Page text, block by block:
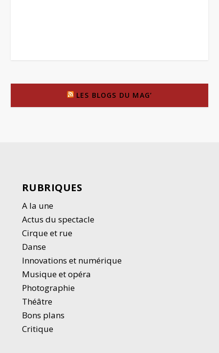
LES BLOGS DU MAG’
RUBRIQUES
A la une
Actus du spectacle
Cirque et rue
Danse
Innovations et numérique
Musique et opéra
Photographie
Théâtre
Bons plans
Critique